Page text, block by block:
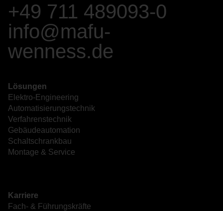
+49 711 489093-0
info@mafu-
wenness.de
Lösungen
Elektro-Engineering
Automatisierungstechnik
Verfahrenstechnik
Gebäudeautomation
Schaltschrankbau
Montage & Service
Karriere
Fach- & Führungskräfte